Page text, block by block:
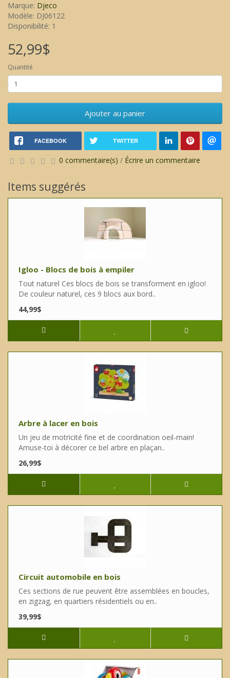
Marque: Djeco
Modèle: DJ06122
Disponibilité: 1
52,99$
Quantité
Ajouter au panier
FACEBOOK TWITTER
0 commentaire(s) / Écrire un commentaire
Items suggérés
Igloo - Blocs de bois à empiler
Tout naturel Ces blocs de bois se transforment en igloo!
De couleur naturel, ces 9 blocs aux bord..
44,99$
Arbre à lacer en bois
Un jeu de motricité fine et de coordination oeil-main!
Amuse-toi à décorer ce bel arbre en plaçan..
26,99$
Circuit automobile en bois
Ces sections de rue peuvent être assemblées en boucles,
en zigzag, en quartiers résidentiels ou en..
39,99$